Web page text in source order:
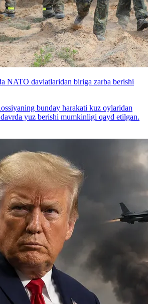
NATO davlatlaridan biriga zarba berishi
bunday harakati kuz oylaridan
yuz berishi mumkinligi qayd etilgan.